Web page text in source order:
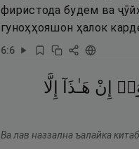
фиристода будем ва
гуноҳҳояшон ҳалок
6:6
إِنْ هَـٰذَآ
إِلَّا
Ва лав наззална ъалайка